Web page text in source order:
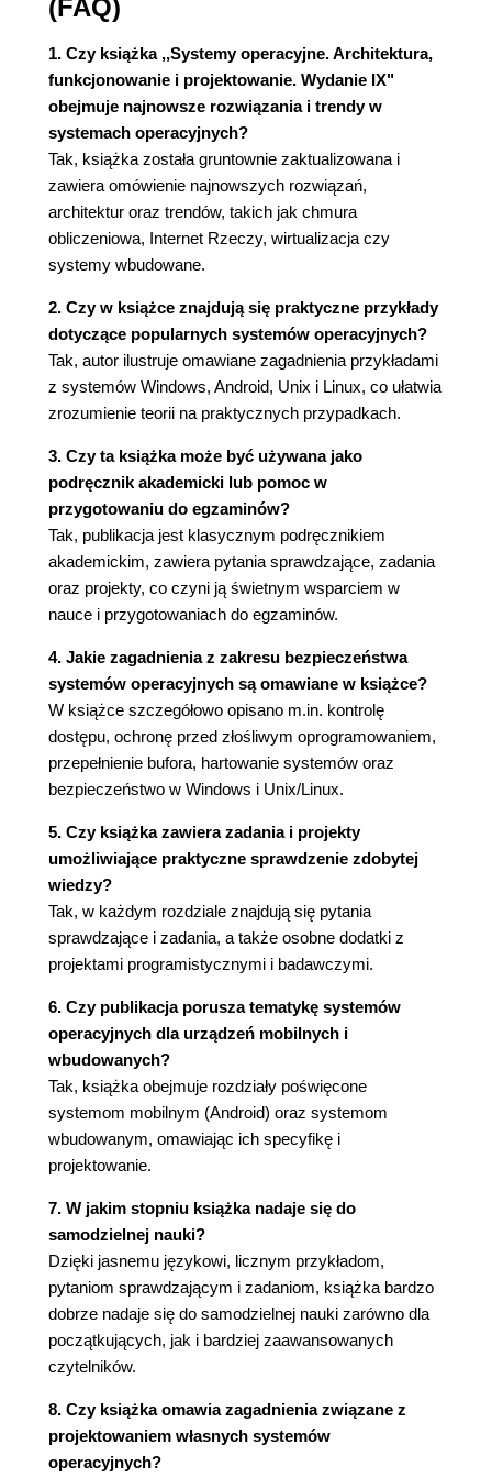
System operacyjny jako interfejs użytkownik -
komputer (79)
System operacyjny jako zarządca zasobów
(81)
Łatwość ewolucji systemu operacyjnego (82)
2.2. ROZWÓJ SYSTEMÓW OPERACYJNYCH
(83)
Przetwarzanie seryjne (83)
Proste systemy wsadowe (84)
Wieloprogramowe systemy wsadowe (87)
2.3. NAJWAŻNIEJSZE OSIĄGNIĘCIA (92)
Proces (93)
Zarządzanie pamięcią (96)
Ochrona informacji i bezpieczeństwo (99)
Planowanie operowania zasobami (99)
2.4. DROGA DO WSPÓŁCZESNYCH
SYSTEMÓW OPERACYJNYCH (101)
2.5. TOLEROWANIE AWARII (104)
Podstawowe pojęcia (104)
Wady (106)
Mechanizmy systemu operacyjnego (106)
2.6. PROBLEMY PROJEKTOWANIA
WIELOPROCESORÓW I KOMPUTERÓW
WIELORDZENIOWYCH (107)
Rozważania dotyczące wieloprocesorowego
symetrycznego SO (107)
Rozważania dotyczące wielordzeniowych SO
(108)
WINDOWS (110)
Rodowód (110)
Model klient-serwer (114)
Wątki i SMP (115)
Obiekty systemu Windows (116)
2.8. TRADYCYJNE SYSTEMY UNIKSOWE (118)
Historia (118)
Opis (119)
2.9. NOWOCZESNE SYSTEMY UNIKSOWE
(120)
System V Release 4 (SVR4) (122)
System BSD (122)
2.10. LINUX (123)
Historia (123)
Struktura modularna (124)
Składowe jądra (126)
2.11. ANDROID (129)
Architektura oprogramowania Androida (129)
Środowisko wykonawcze Androida (132)
Czynności (136)
Zarządzanie zasilaniem (136)
(FAQ)
1. Czy książka ,,Systemy operacyjne. Architektura,
funkcjonowanie i projektowanie. Wydanie IX"
obejmuje najnowsze rozwiązania i trendy w
systemach operacyjnych?
Tak, książka została gruntownie zaktualizowana i
zawiera omówienie najnowszych rozwiązań,
architektur oraz trendów, takich jak chmura
obliczeniowa, Internet Rzeczy, wirtualizacja czy
systemy wbudowane.
2. Czy w książce znajdują się praktyczne przykłady
dotyczące popularnych systemów operacyjnych?
Tak, autor ilustruje omawiane zagadnienia przykładami
z systemów Windows, Android, Unix i Linux, co ułatwia
zrozumienie teorii na praktycznych przypadkach.
3. Czy ta książka może być używana jako
podręcznik akademicki lub pomoc w
przygotowaniu do egzaminów?
Tak, publikacja jest klasycznym podręcznikiem
akademickim, zawiera pytania sprawdzające, zadania
oraz projekty, co czyni ją świetnym wsparciem w
nauce i przygotowaniach do egzaminów.
4. Jakie zagadnienia z zakresu bezpieczeństwa
systemów operacyjnych są omawiane w książce?
W książce szczegółowo opisano m.in. kontrolę
dostępu, ochronę przed złośliwym oprogramowaniem,
przepełnienie bufora, hartowanie systemów oraz
bezpieczeństwo w Windows i Unix/Linux.
5. Czy książka zawiera zadania i projekty
umożliwiające praktyczne sprawdzenie zdobytej
wiedzy?
Tak, w każdym rozdziale znajdują się pytania
sprawdzające i zadania, a także osobne dodatki z
projektami programistycznymi i badawczymi.
6. Czy publikacja porusza tematykę systemów
operacyjnych dla urządzeń mobilnych i
wbudowanych?
Tak, książka obejmuje rozdziały poświęcone
systemom mobilnym (Android) oraz systemom
wbudowanym, omawiając ich specyfikę i
projektowanie.
7. W jakim stopniu książka nadaje się do
samodzielnej nauki?
Dzięki jasnemu językowi, licznym przykładom,
pytaniom sprawdzającym i zadaniom, książka bardzo
dobrze nadaje się do samodzielnej nauki zarówno dla
początkujących, jak i bardziej zaawansowanych
czytelników.
8. Czy książka omawia zagadnienia związane z
projektowaniem własnych systemów
operacyjnych?